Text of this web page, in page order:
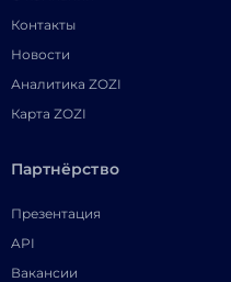
Контакты
Новости
Аналитика ZOZI
Карта ZOZI
Партнёрство
Презентация
API
Вакансии